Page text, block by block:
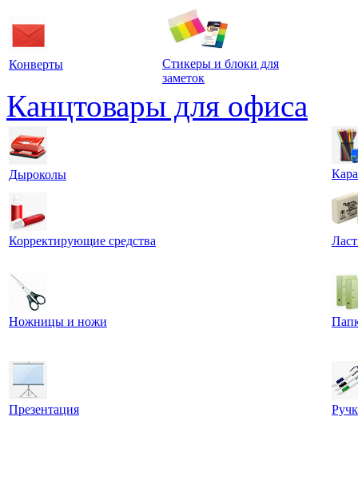
Конверты
Стикеры и блоки для
заметок
Канцтовары для офиса
Дыроколы
Корректирующие средства
Ножницы и ножи
Презентация